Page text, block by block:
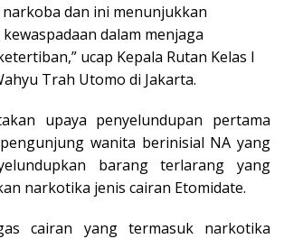
dan ini menunjukkan
dalam menjaga
ucap Kepala Rutan Kelas I
Trah Utomo di Jakarta.
upaya penyelundupan pertama
wanita berinisial NA yang
barang terlarang yang
narkotika jenis cairan Etomidate.
cairan yang termasuk narkotika